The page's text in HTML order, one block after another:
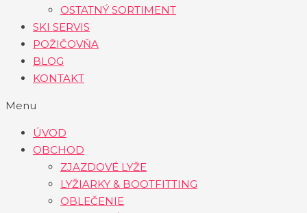
OSTATNÝ SORTIMENT
SKI SERVIS
POŽIČOVŇA
BLOG
KONTAKT
Menu
ÚVOD
OBCHOD
ZJAZDOVÉ LYŽE
LYŽIARKY & BOOTFITTING
OBLEČENIE